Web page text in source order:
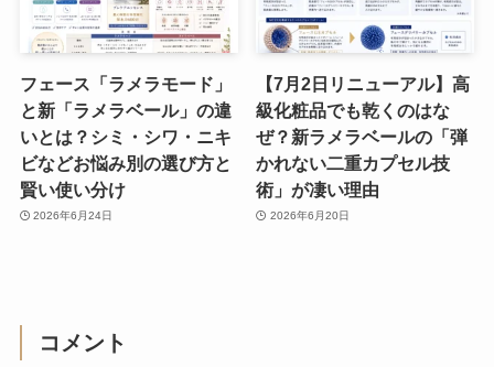
フェース「ラメラモード」
と新「ラメラベール」の違
いとは？シミ・シワ・ニキ
ビなどお悩み別の選び方と
賢い使い分け
2026年6月24日
【7月2日リニューアル】高
級化粧品でも乾くのはな
ぜ？新ラメラベールの「弾
かれない二重カプセル技
術」が凄い理由
2026年6月20日
コメント